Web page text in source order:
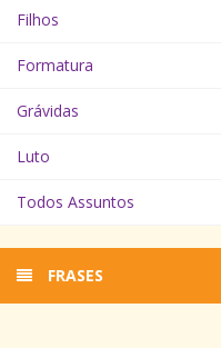
Filhos
Formatura
Grávidas
Luto
Todos Assuntos
FRASES